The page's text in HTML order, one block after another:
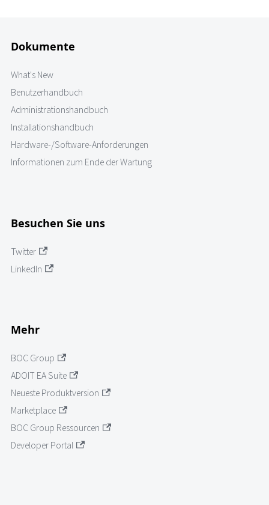
Dokumente
What's New
Benutzerhandbuch
Administrationshandbuch
Installationshandbuch
Hardware-/Software-Anforderungen
Informationen zum Ende der Wartung
Besuchen Sie uns
Twitter
LinkedIn
Mehr
BOC Group
ADOIT EA Suite
Neueste Produktversion
Marketplace
BOC Group Ressourcen
Developer Portal